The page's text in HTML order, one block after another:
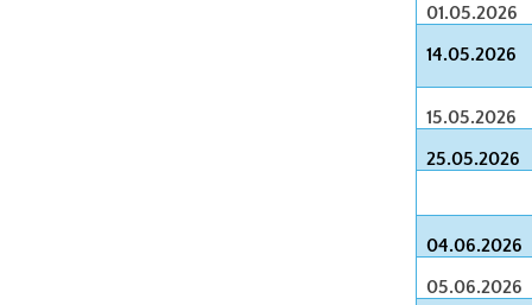
01.05.2026
14.05.2026
15.05.2026
25.05.2026
04.06.2026
05.06.2026